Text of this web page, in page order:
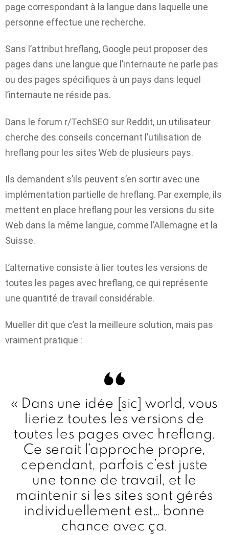
page correspondant à la langue dans laquelle une
personne effectue une recherche.
Sans l’attribut hreflang, Google peut proposer des
pages dans une langue que l’internaute ne parle pas
ou des pages spécifiques à un pays dans lequel
l’internaute ne réside pas.
Dans le forum r/TechSEO sur Reddit, un utilisateur
cherche des conseils concernant l’utilisation de
hreflang pour les sites Web de plusieurs pays.
Ils demandent s’ils peuvent s’en sortir avec une
implémentation partielle de hreflang. Par exemple, ils
mettent en place hreflang pour les versions du site
Web dans la même langue, comme l’Allemagne et la
Suisse.
L’alternative consiste à lier toutes les versions de
toutes les pages avec hreflang, ce qui représente
une quantité de travail considérable.
Mueller dit que c’est la meilleure solution, mais pas
vraiment pratique :
« Dans une idée [sic] world, vous
lieriez toutes les versions de
toutes les pages avec hreflang.
Ce serait l’approche propre,
cependant, parfois c’est juste
une tonne de travail, et le
maintenir si les sites sont gérés
individuellement est… bonne
chance avec ça.